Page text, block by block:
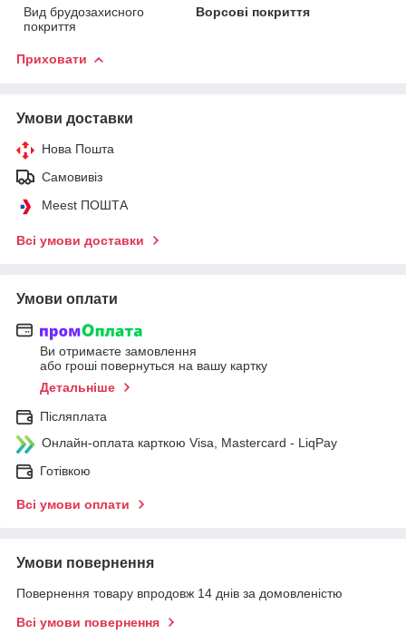
Вид брудозахисного
покриття
Ворсові покриття
Приховати
Умови доставки
Нова Пошта
Самовивіз
Meest ПОШТА
Всі умови доставки
Умови оплати
Ви отримаєте замовлення
або гроші повернуться на вашу картку
Детальніше
Післяплата
Онлайн-оплата карткою Visa, Mastercard - LiqPay
Готівкою
Всі умови оплати
Умови повернення
Повернення товару впродовж 14 днів за домовленістю
Всі умови повернення